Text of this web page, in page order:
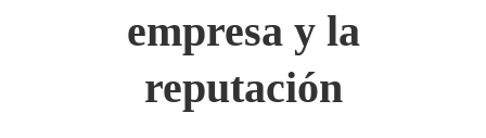
empresa y la
reputación